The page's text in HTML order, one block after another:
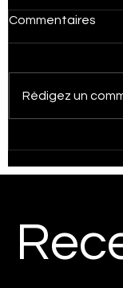
Commentaires
Rédigez un